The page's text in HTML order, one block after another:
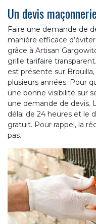
Un devis
Faire une demande de
manière efficace
grâce à Artisan
grille tarifaire
est présente sur
plusieurs années. Pour
une bonne visibilité sur
une demande de devis.
délai de 24 heures et le
gratuit. Pour rappel, la
pas.